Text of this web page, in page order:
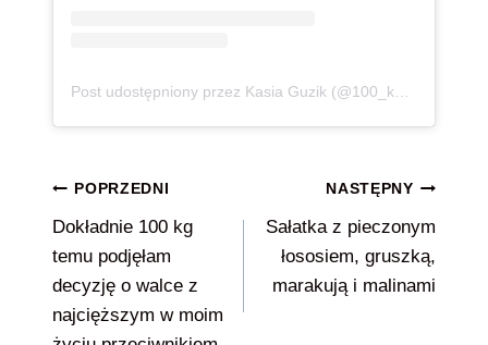
Nawigacja
wpisu
POPRZEDNI
Dokładnie 100 kg
temu podjęłam
decyzję o walce z
najcięższym w moim
NASTĘPNY
Sałatka z pieczonym
łososiem, gruszką,
marakują i malinami